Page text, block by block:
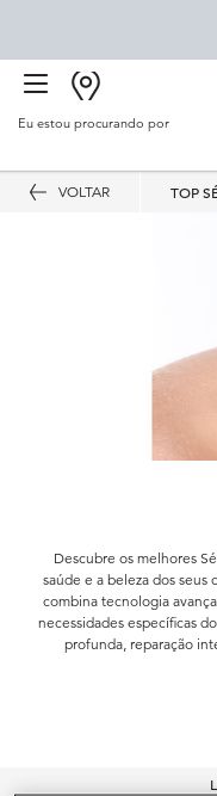
BUSCAR
Eu estou procurando por
Main content
VOLTAR TOP
Descubre os melhores
saúde e a beleza dos seus
combina tecnologia
necessidades específicas
profunda, reparação